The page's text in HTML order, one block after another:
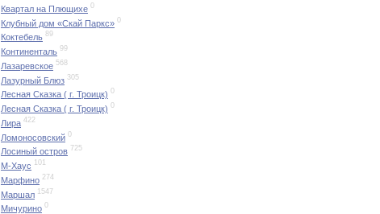
Квартал на Плющихе 0
Клубный дом «Скай Паркс» 0
Коктебель 89
Континенталь 99
Лазаревское 568
Лазурный Блюз 305
Лесная Сказка ( г. Троицк) 0
Лесная Сказка ( г. Троицк) 0
Лира 422
Ломоносовский 0
Лосиный остров 725
М-Хаус 101
Марфино 274
Маршал 1547
Мичурино 0